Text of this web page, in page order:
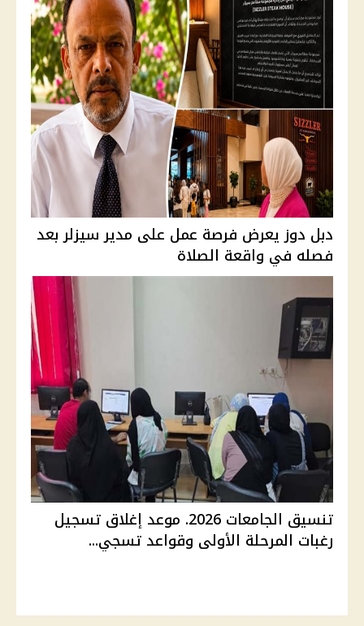
دبل دوز يعرض فرصة عمل على مدير سيزلر بعد
فصله في واقعة الصلاة
تنسيق الجامعات 2026. موعد إغلاق تسجيل
رغبات المرحلة الأولى وقواعد تسجي...